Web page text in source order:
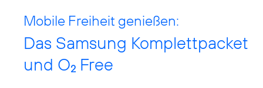
Mobile Freiheit genießen:
Das Samsung Komplettpacket
und O2 Free